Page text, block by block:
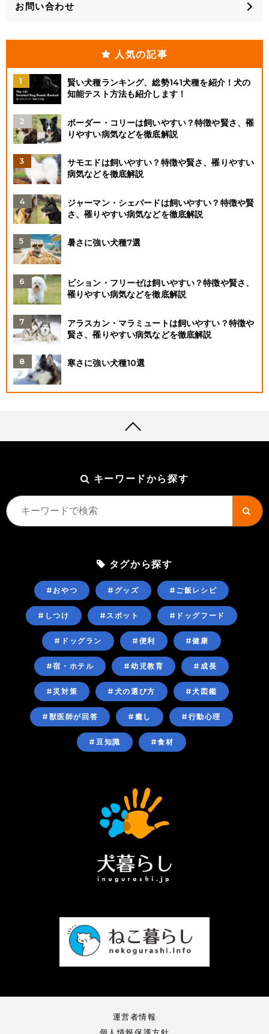
お問い合わせ
人気の記事
賢い犬種ランキング、総勢141犬種を紹介！犬の
知能テスト方法も紹介します！
ボーダー・コリーは飼いやすい？特徴や賢さ、罹
りやすい病気などを徹底解説
サモエドは飼いやすい？特徴や賢さ、罹りやすい
病気などを徹底解説
ジャーマン・シェパードは飼いやすい？特徴や賢
さ、罹りやすい病気などを徹底解説
暑さに強い犬種7選
ビション・フリーゼは飼いやすい？特徴や賢さ、
罹りやすい病気などを徹底解説
アラスカン・マラミュートは飼いやすい？特徴や
賢さ、罹りやすい病気などを徹底解説
寒さに強い犬種10選
キーワードから探す
タグから探す
#おやつ #グッズ #ご飯レシピ
#しつけ #スポット #ドッグフード
#ドッグラン #便利 #健康
#宿・ホテル #幼児教育 #成長
#災対策 #犬の選び方 #犬図鑑
#獣医師が回答 #癒し #行動心理
#豆知識 #食材
運営者情報